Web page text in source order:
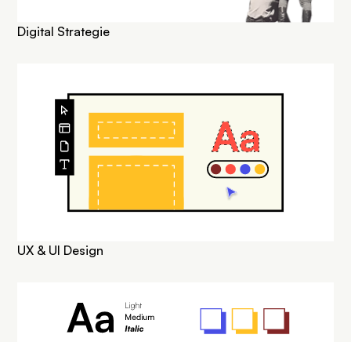
Digital Strategie
UX & UI Design